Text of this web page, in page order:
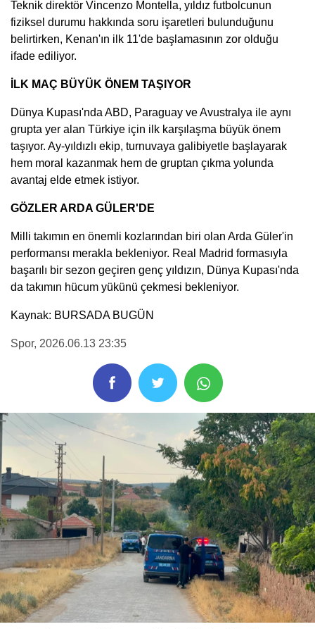
Teknik direktör Vincenzo Montella, yıldız futbolcunun
fiziksel durumu hakkında soru işaretleri bulunduğunu
belirtirken, Kenan'ın ilk 11'de başlamasının zor olduğu
ifade ediliyor.
İLK MAÇ BÜYÜK ÖNEM TAŞIYOR
Dünya Kupası'nda ABD, Paraguay ve Avustralya ile aynı
grupta yer alan Türkiye için ilk karşılaşma büyük önem
taşıyor. Ay-yıldızlı ekip, turnuvaya galibiyetle başlayarak
hem moral kazanmak hem de gruptan çıkma yolunda
avantaj elde etmek istiyor.
GÖZLER ARDA GÜLER'DE
Milli takımın en önemli kozlarından biri olan Arda Güler'in
performansı merakla bekleniyor. Real Madrid formasıyla
başarılı bir sezon geçiren genç yıldızın, Dünya Kupası'nda
da takımın hücum yükünü çekmesi bekleniyor.
Kaynak: BURSADA BUGÜN
Spor, 2026.06.13 23:35